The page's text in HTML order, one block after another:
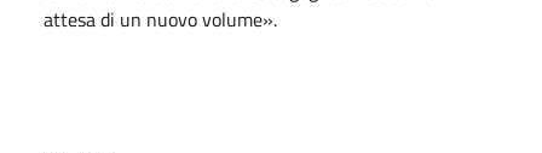
attesa di un nuovo volume».